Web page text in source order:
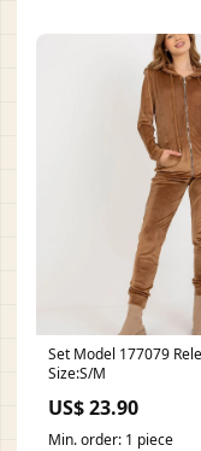
Set Model 177079
Size:S/M
US$ 23.90
Min. order: 1 piece